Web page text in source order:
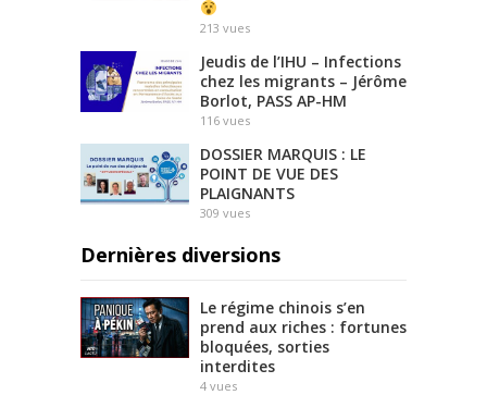
213 vues
Jeudis de l’IHU – Infections
chez les migrants – Jérôme
Borlot, PASS AP-HM
116 vues
DOSSIER MARQUIS : LE
POINT DE VUE DES
PLAIGNANTS
309 vues
Dernières diversions
Le régime chinois s’en
prend aux riches : fortunes
bloquées, sorties
interdites
4 vues